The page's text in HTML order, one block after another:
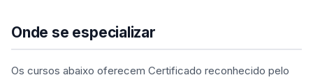
Onde se especializar
Os cursos abaixo oferecem Certificado reconhecido pelo